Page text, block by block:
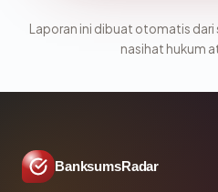
Laporan ini dibuat otomatis dari
nasihat hukum
BanksumsRadar